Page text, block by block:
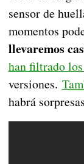
sensor de
momentos
llevaremos
han filtrado
versiones.
habrá